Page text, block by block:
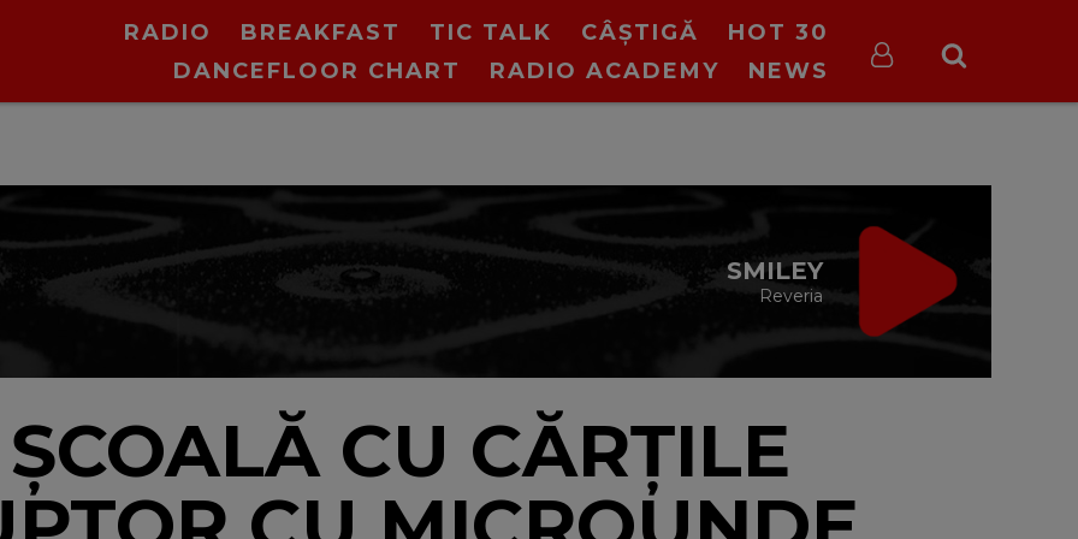
RADIO BREAKFAST TIC TALK CÂȘTIGĂ
HOT 30
DANCEFLOOR CHART
RADIO ACADEMY NEWS
CE TREBUIE
CU CĂRȚILE